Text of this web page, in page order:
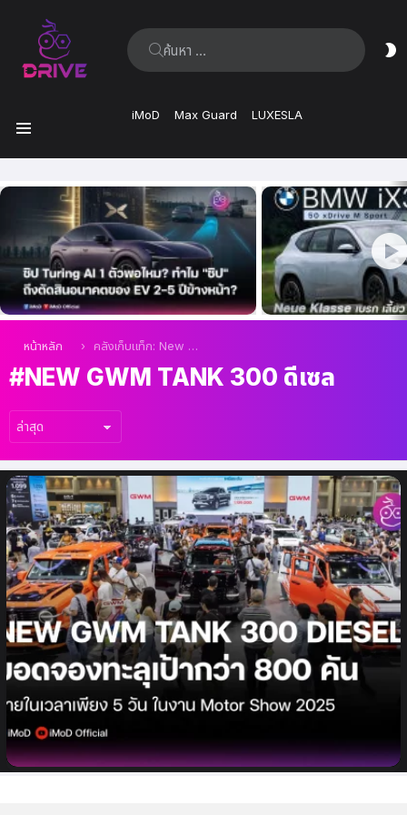
ค้นหา:
iMoD Max Guard LUXESLA
ล่าสุด
คุณอยู่ที่นี่:
หน้าหลัก คลังเก็บแท็ก: New GWM TANK 300 ดีเซล
NEW GWM TANK 300 ดีเซล
เรื่อง
ล่าสุด
NEW GWM TANK 300 DIESEL ยอดจอง
ทะลุเป้ากว่า 800 คันในเพียง 5 วัน ภายในงาน
Motor Show 2025